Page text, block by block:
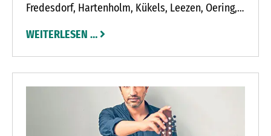
aus ihren Winterquartieren in Spanien und Afrika
Fredesdorf, Hartenholm, Kükels, Leezen, Oering,
Storchenpaare wurden in Großenaspe,
Hegenbuchenbusch und Stuvenborn gesehen.
WEITERLESEN …